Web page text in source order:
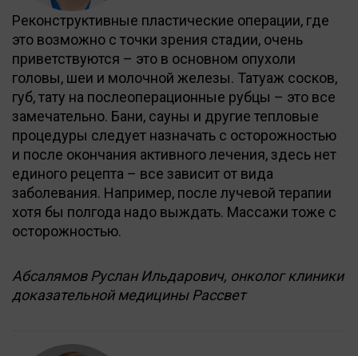
Реконструктивные пластические операции, где
это возможно с точки зрения стадии, очень
приветствуются – это в основном опухоли
головы, шеи и молочной железы. Татуаж сосков,
губ, тату на послеоперационные рубцы – это все
замечательно. Бани, сауны и другие тепловые
процедуры следует назначать с осторожностью
и после окончания активного лечения, здесь нет
единого рецепта – все зависит от вида
заболевания. Например, после лучевой терапии
хотя бы полгода надо выждать. Массажи тоже с
осторожностью.
Абсалямов Руслан Ильдарович, онколог клиники
доказательной медицины Рассвет